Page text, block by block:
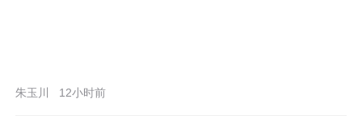
朱玉川 12小时前